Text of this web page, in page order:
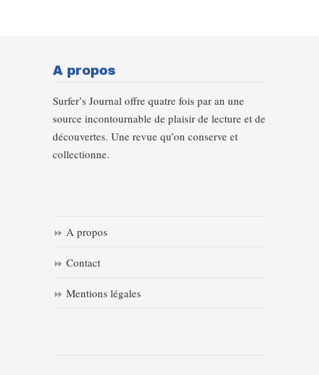
A propos
Surfer’s Journal offre quatre fois par an une
source incontournable de plaisir de lecture et de
découvertes. Une revue qu’on conserve et
collectionne.
A propos
Contact
Mentions légales